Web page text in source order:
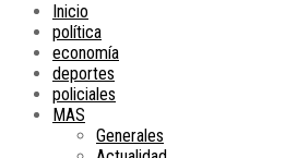
Inicio
política
economía
deportes
policiales
MAS
Generales